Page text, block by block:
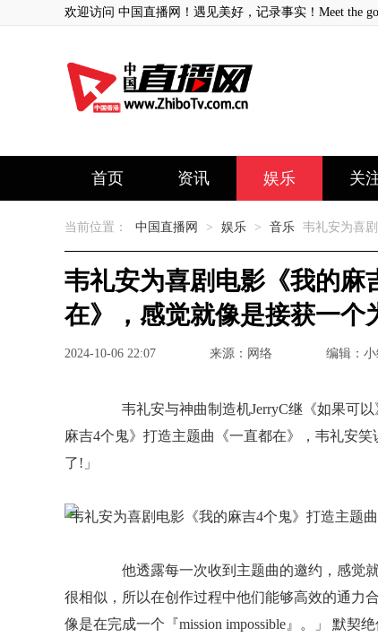
欢迎访问 中国直播网！遇见美好，记录事实！Meet the
首页 资讯 娱乐 关
当前位置： 中国直播网 > 娱乐 > 音乐 韦礼安为喜
韦礼安为喜剧电影《我的麻
在》，感觉就像是接获一个
2024-10-06 22:07 来源：网络 编辑：小
韦礼安与神曲制造机JerryC继《如果可以
麻吉4个鬼》打造主题曲《一直都在》，韦礼安
了!」
他透露每一次收到主题曲的邀约，感觉就
很相似，所以在创作过程中他们能够高效的通力
像是在完成一个『mission impossible』。」 默契